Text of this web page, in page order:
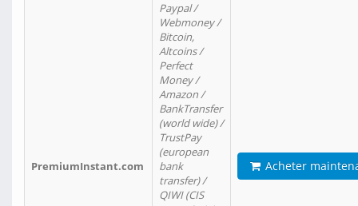
PremiumInstant.com
Paypal /
Webmoney /
Bitcoin,
Altcoins /
Perfect
Money /
Amazon /
BankTransfer
(world wide) /
TrustPay
(european
bank
transfer) /
QIWI (CIS
Acheter